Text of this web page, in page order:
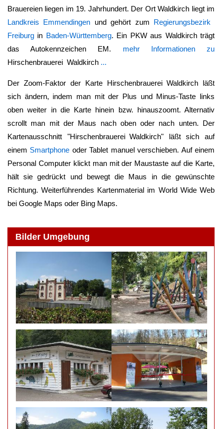
Brauereien liegen im 19. Jahrhundert. Der Ort Waldkirch liegt im
Landkreis Emmendingen und gehört zum Regierungsbezirk
Freiburg in Baden-Württemberg. Ein PKW aus Waldkirch trägt
das Autokennzeichen EM. mehr Informationen zu
Hirschenbrauerei Waldkirch ...
Der Zoom-Faktor der Karte Hirschenbrauerei Waldkirch läßt
sich ändern, indem man mit der Plus und Minus-Taste links
oben weiter in die Karte hinein bzw. hinauszoomt. Alternativ
scrollt man mit der Maus nach oben oder nach unten. Der
Kartenausschnitt "Hirschenbrauerei Waldkirch" läßt sich auf
einem Smartphone oder Tablet manuel verschieben. Auf einem
Personal Computer klickt man mit der Maustaste auf die Karte,
hält sie gedrückt und bewegt die Maus in die gewünschte
Richtung. Weiterführendes Kartenmaterial im World Wide Web
bei Google Maps oder Bing Maps.
Bilder Umgebung